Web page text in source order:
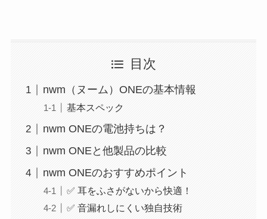
目次
nwm（ヌーム）ONEの基本情報
基本スペック
nwm ONEの電池持ちは？
nwm ONEと他製品の比較
nwm ONEのおすすめポイント
✅ 耳をふさがないから快適！
✅ 音漏れしにくい独自技術